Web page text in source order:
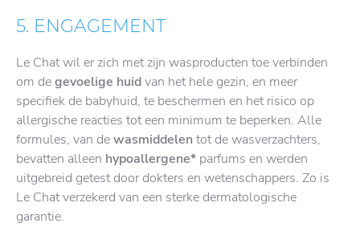
5. ENGAGEMENT
Le Chat wil er zich met zijn wasproducten toe verbinden
om degevoelige huidvan het hele gezin, en meer
specifiek de babyhuid, te beschermen en het risico op
allergische reacties tot een minimum te beperken. Alle
formules, van dewasmiddelen tot de wasverzachters,
bevatten alleen hypoallergene* parfums en werden
uitgebreid getest door dokters en wetenschappers. Zo is
Le Chat verzekerd van een sterke dermatologische
garantie.